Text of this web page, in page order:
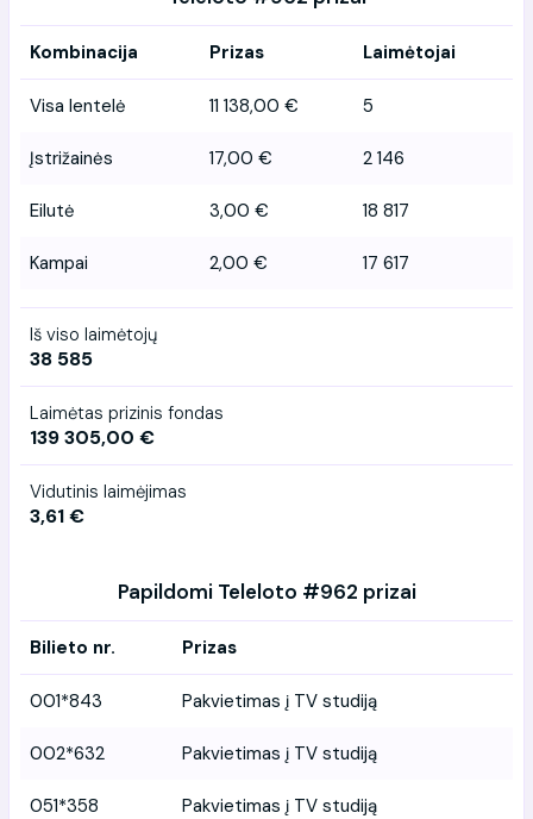
Kombinacija Prizas Laimėtojai
Visa lentelė 11 138,00 € 5
Įstrižainės 17,00 € 2 146
Eilutė 3,00 € 18 817
Kampai 2,00 € 17 617
Iš viso laimėtojų
38 585
Laimėtas prizinis fondas
139 305,00 €
Vidutinis laimėjimas
3,61 €
Papildomi Teleloto #962 prizai
Bilieto nr. Prizas
001*843 Pakvietimas į TV studiją
002*632 Pakvietimas į TV studiją
051*358 Pakvietimas į TV studiją